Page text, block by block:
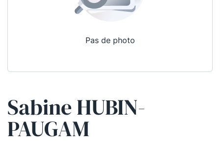
Pas de photo
Sabine HUBIN-
PAUGAM
Qui sommes-nous ?
La Conférence